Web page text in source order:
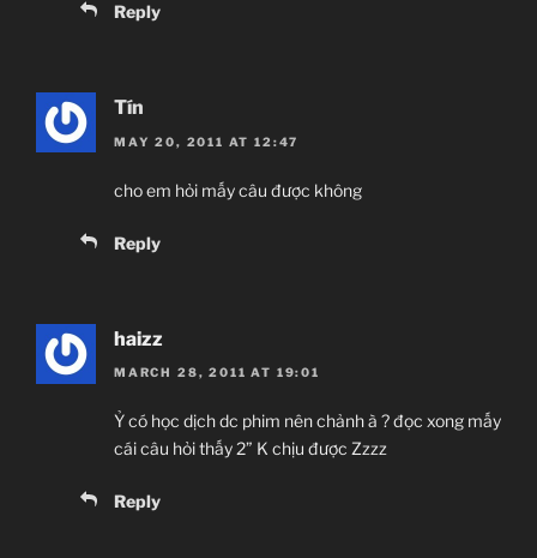
Reply
Tín
MAY 20, 2011 AT 12:47
cho em hỏi mấy câu được không
Reply
haizz
MARCH 28, 2011 AT 19:01
Ỷ có học dịch dc phim nên chảnh à ? đọc xong mấy
cái câu hỏi thấy 2” K chịu được Zzzz
Reply